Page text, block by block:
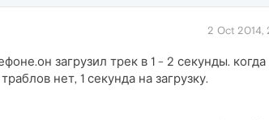
2 Oct 2014,
загрузил трек в 1 - 2 секунды.
нет, 1 секунда на загрузку.